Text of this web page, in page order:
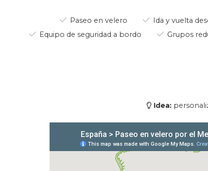
El litoral norte de
Desde el mar, además
marsopa también
Paseo en velero Ida y vuelta
Equipo de seguridad a bordo
Grupos
Idea: